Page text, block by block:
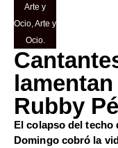
Arte y
Ocio,Arte y
Ocio.
Rubby
El colapso del techo
Domingo cobró la